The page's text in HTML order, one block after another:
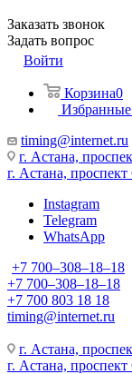
Заказать звонок
Задать вопрос
Войти
Корзина0
timing@internet.ru
г. Астана,
г. Астана,
Instagram
Telegram
WhatsApp
+7 700‒308‒18‒18
+7 700‒308‒18‒18
+7 700 803 18 18
timing@internet.ru
г. Астана,
г. Астана,